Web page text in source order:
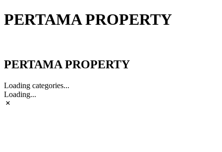
PERTAMA PROPERTY
PERTAMA PROPERTY
Loading categories...
Loading...